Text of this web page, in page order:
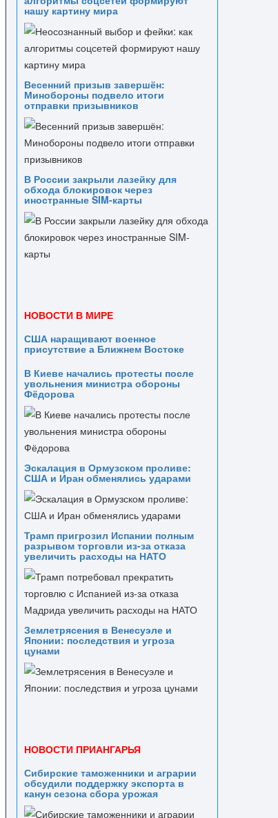
нашу картину мира
Весенний призыв завершён:
Минобороны подвело итоги
отправки призывников
В России закрыли лазейку для
обхода блокировок через
иностранные SIM-карты
НОВОСТИ В МИРЕ
США наращивают военное
присутствие а Ближнем Востоке
В Киеве начались протесты после
увольнения министра обороны
Фёдорова
Эскалация в Ормузском проливе:
США и Иран обменялись ударами
Трамп пригрозил Испании полным
разрывом торговли из‑за отказа
увеличить расходы на НАТО
Землетрясения в Венесуэле и
Японии: последствия и угроза
цунами
НОВОСТИ ПРИАНГАРЬЯ
Сибирские таможенники и аграрии
обсудили поддержку экспорта в
канун сезона сбора урожая